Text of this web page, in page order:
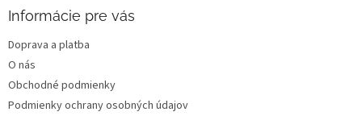
e
Informácie pre vás
Doprava a platba
O nás
Obchodné podmienky
Podmienky ochrany osobných údajov